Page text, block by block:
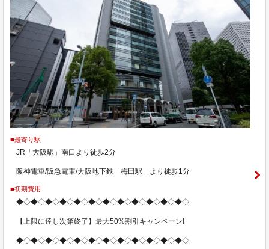
■最寄り駅
JR「大阪駅」南口より徒歩2分
阪神電車/阪急電車/大阪地下鉄「梅田駅」より徒歩1分
■初期費用
◆◇◆◇◆◇◆◇◆◇◆◇◆◇◆◇◆◇◆◇◆◇◆◇
【上限に達し次第終了】最大50%割引キャンペーン!
◆◇◆◇◆◇◆◇◆◇◆◇◆◇◆◇◆◇◆◇◆◇◆◇